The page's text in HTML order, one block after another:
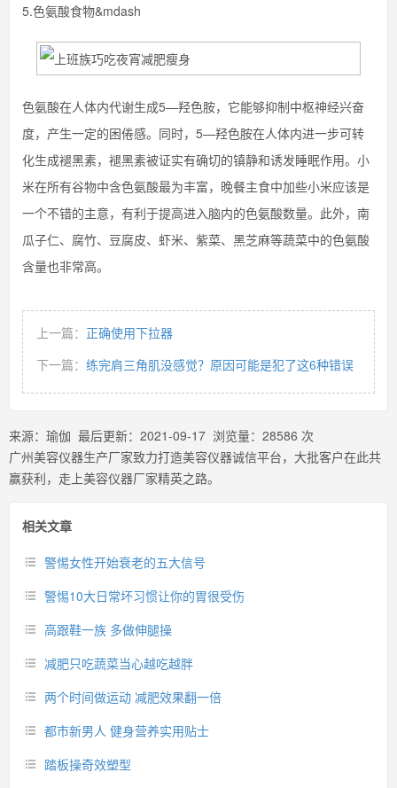
5.色氨酸食物&mdash
色氨酸在人体内代谢生成5—羟色胺，它能够抑制中枢神经兴奋
度，产生一定的困倦感。同时，5—羟色胺在人体内进一步可转
化生成褪黑素，褪黑素被证实有确切的镇静和诱发睡眠作用。小
米在所有谷物中含色氨酸最为丰富，晚餐主食中加些小米应该是
一个不错的主意，有利于提高进入脑内的色氨酸数量。此外，南
瓜子仁、腐竹、豆腐皮、虾米、紫菜、黑芝麻等蔬菜中的色氨酸
含量也非常高。
上一篇： 正确使用下拉器
下一篇： 练完肩三角肌没感觉？原因可能是犯了这6种错误
来源： 瑜伽 最后更新： 2021-09-17 浏览量： 28586 次
广州美容仪器生产厂家致力打造美容仪器诚信平台，大批客户在此共
赢获利，走上美容仪器厂家精英之路。
相关文章
警惕女性开始衰老的五大信号
警惕10大日常坏习惯让你的胃很受伤
高跟鞋一族 多做伸腿操
减肥只吃蔬菜当心越吃越胖
两个时间做运动 减肥效果翻一倍
都市新男人 健身营养实用贴士
踏板操奇效塑型